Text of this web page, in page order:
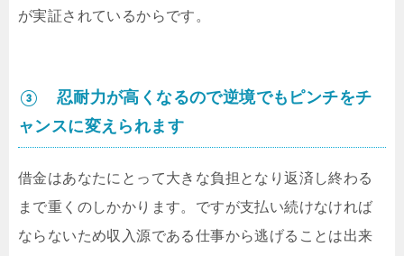
が実証されているからです。
③ 忍耐力が高くなるので逆境でもピンチをチ
ャンスに変えられます
借金はあなたにとって大きな負担となり返済し終わる
まで重くのしかかります。ですが支払い続けなければ
ならないため収入源である仕事から逃げることは出来